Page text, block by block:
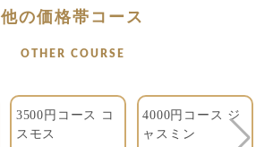
他の価格帯コース
OTHER COURSE
3500円コース コ
スモス
4000円コース ジ
ャスミン